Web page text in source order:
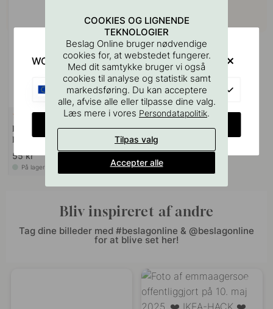
Boreskabelonen til Greb &
Knopper
55 kr
På lager
Bliv inspireret af andre
Tag dine billeder med #beslagonline & @beslagonline
for at blive set her!
COOKIES OG LIGNENDE
TEKNOLOGIER
Beslag Online bruger nødvendige
cookies for, at webstedet fungerer.
Med dit samtykke bruger vi også
cookies til analyse og statistik samt
markedsføring. Du kan acceptere
alle, afvise alle eller tilpasse dine valg.
Læs mere i vores Persondatapolitik.
Tilpas valg
Accepter alle
WOULD YOU RATHER VISIT?
EU